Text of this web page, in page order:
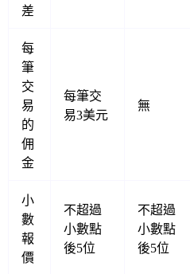
差
每
筆
交
易
的
佣
金
每筆交
易3美元
無
小
數
報
價
不超過
小數點
後5位
不超過
小數點
後5位